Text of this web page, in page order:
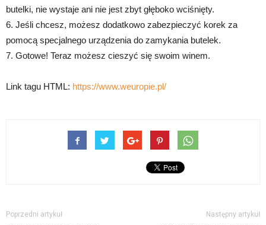
butelki, nie wystaje ani nie jest zbyt głęboko wciśnięty.
6. Jeśli chcesz, możesz dodatkowo zabezpieczyć korek za
pomocą specjalnego urządzenia do zamykania butelek.
7. Gotowe! Teraz możesz cieszyć się swoim winem.
Link tagu HTML: https://www.weuropie.pl/
Poprzedni artykuł Następny artykuł